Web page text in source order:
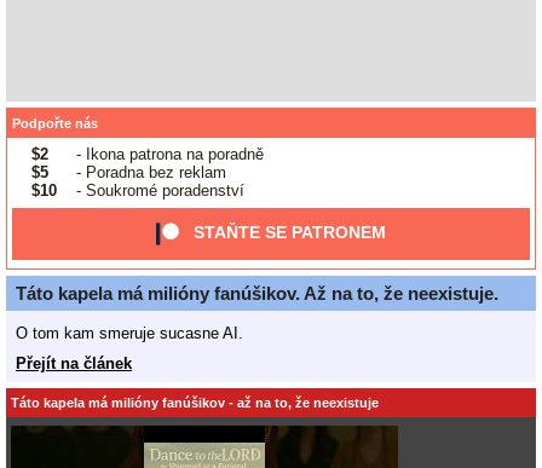
Podpořte nás
$2
- Ikona patrona na poradně
$5
- Poradna bez reklam
$10
- Soukromé poradenství
STAŇTE SE PATRONEM
Táto kapela má milióny fanúšikov. Až na to, že neexistuje.
O tom kam smeruje sucasne AI.
Přejít na článek
Táto kapela má milióny fanúšikov - až na to, že neexistuje